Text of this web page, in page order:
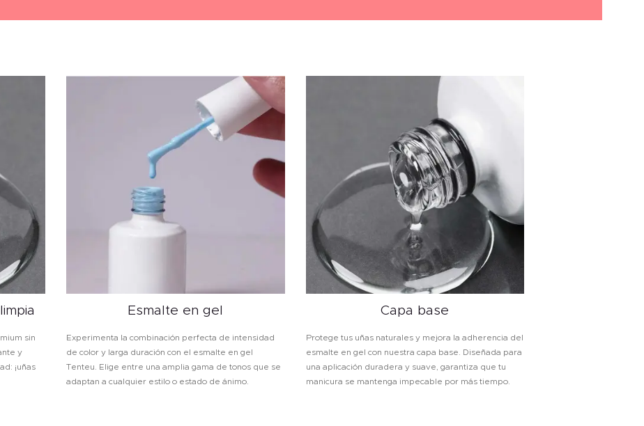
sin
y
¡uñas
Esmalte en gel
Experimenta la combinación perfecta de intensidad
de color y larga duración con el esmalte en gel
Tenteu. Elige entre una amplia gama de tonos que se
adaptan a cualquier estilo o estado de ánimo.
Capa base
Protege tus uñas naturales y mejora la adherencia del
esmalte en gel con nuestra capa base. Diseñada para
una aplicación duradera y suave, garantiza que tu
manicura se mantenga impecable por más tiempo.